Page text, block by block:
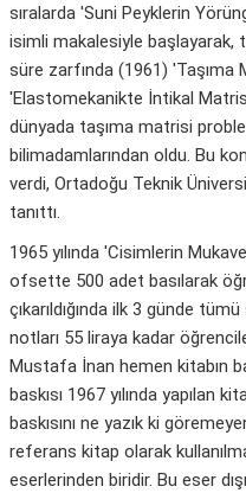
sıralarda 'Suni Peyklerin
isimli makalesiyle başlayarak,
süre zarfında (1961) 'Taşıma
'Elastomekanikte İntikal
dünyada taşıma matrisi
bilimadamlarından oldu. Bu
verdi, Ortadoğu Teknik
tanıttı.
1965 yılında 'Cisimlerin
ofsette 500 adet basılarak
çıkarıldığında ilk 3 günde
notları 55 liraya kadar
Mustafa İnan hemen kitabın
baskısı 1967 yılında yapılan
baskısını ne yazık ki
referans kitap olarak
eserlerinden biridir. Bu eser